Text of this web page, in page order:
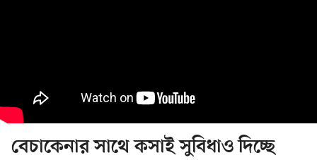
বেচাকেনার সাথে কসাই সুবিধাও দিচ্ছে